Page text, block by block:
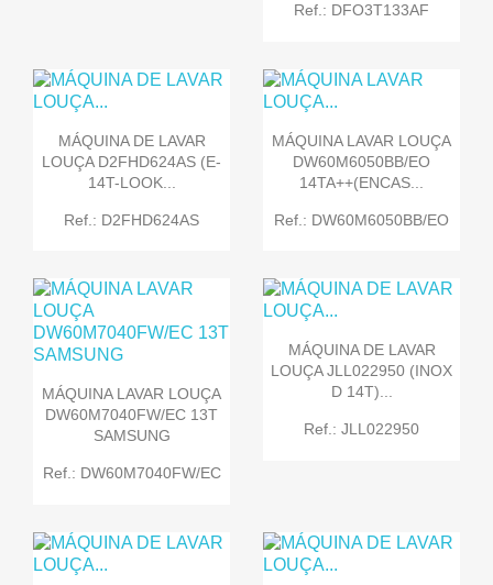
Ref.: DFO3T133AF
MÁQUINA DE LAVAR
LOUÇA D2FHD624AS (E-
14T-LOOK...
Ref.: D2FHD624AS
MÁQUINA LAVAR LOUÇA
DW60M6050BB/EO
14TA++(ENCAS...
Ref.: DW60M6050BB/EO
MÁQUINA LAVAR LOUÇA
DW60M7040FW/EC 13T
SAMSUNG
Ref.: DW60M7040FW/EC
MÁQUINA DE LAVAR
LOUÇA JLL022950 (INOX
D 14T)...
Ref.: JLL022950